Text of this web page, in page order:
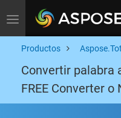
Toggle navigation
Productos
Convertir palabra
FREE Converter o